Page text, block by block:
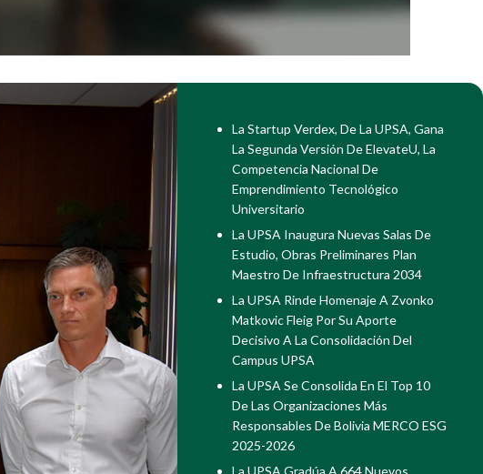
La Startup Verdex, De La UPSA, Gana
La Segunda Versión De ElevateU, La
Competencia Nacional De
Emprendimiento Tecnológico
Universitario
La UPSA Inaugura Nuevas Salas De
Estudio, Obras Preliminares Plan
Maestro De Infraestructura 2034
La UPSA Rinde Homenaje A Zvonko
Matkovic Fleig Por Su Aporte
Decisivo A La Consolidación Del
Campus UPSA
La UPSA Se Consolida En El Top 10
De Las Organizaciones Más
Responsables De Bolivia MERCO ESG
2025-2026
La UPSA Gradúa A 664 Nuevos